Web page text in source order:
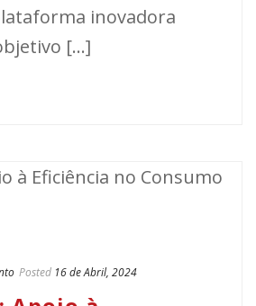
inovadora
[...]
Posted 16 de Abril, 2024